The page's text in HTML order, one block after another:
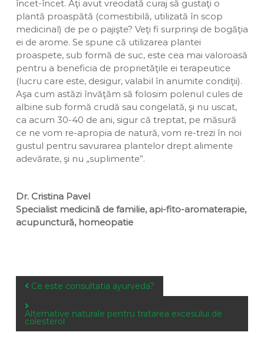
încet-încet. Aţi avut vreodată curaj să gustaţi o
plantă proaspătă (comestibilă, utilizată în scop
medicinal) de pe o pajişte? Veţi fi surprinşi de bogăţia
ei de arome. Se spune că utilizarea plantei
proaspete, sub formă de suc, este cea mai valoroasă
pentru a beneficia de proprietăţile ei terapeutice
(lucru care este, desigur, valabil în anumite condiţii).
Aşa cum astăzi învăţăm să folosim polenul cules de
albine sub formă crudă sau congelată, şi nu uscat,
ca acum 30-40 de ani, sigur că treptat, pe măsură
ce ne vom re-apropia de natură, vom re-trezi în noi
gustul pentru savurarea plantelor drept alimente
adevărate, şi nu „suplimente”.
Dr. Cristina Pavel
Specialist medicină de familie, api-fito-aromaterapie,
acupunctură, homeopatie
Ce este consultatia ayurveda?
Alternative naturale pentru tratarea excesului de
colesterol